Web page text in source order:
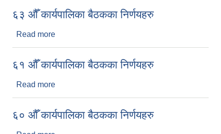
६३ औँ कार्यपालिका बैठकका निर्णयहरु
Read more
६१ औँ कार्यपालिका बैठकका निर्णयहरु
Read more
६० औँ कार्यपालिका बैठकका निर्णयहरु